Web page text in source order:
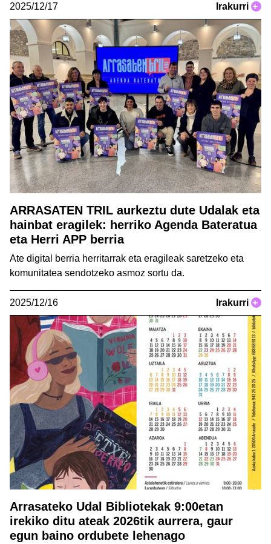
2025/12/17 Irakurri +
ARRASATEN TRIL aurkeztu dute Udalak eta
hainbat eragilek: herriko Agenda Bateratua
eta Herri APP berria
Ate digital berria herritarrak eta eragileak saretzeko eta
komunitatea sendotzeko asmoz sortu da.
2025/12/16 Irakurri +
Arrasateko Udal Bibliotekak 9:00etan
irekiko ditu ateak 2026tik aurrera, gaur
egun baino ordubete lehenago